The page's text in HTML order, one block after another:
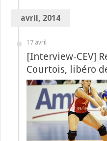
avril, 2014
17 avril
[Interview-CEV]
Courtois, libéro